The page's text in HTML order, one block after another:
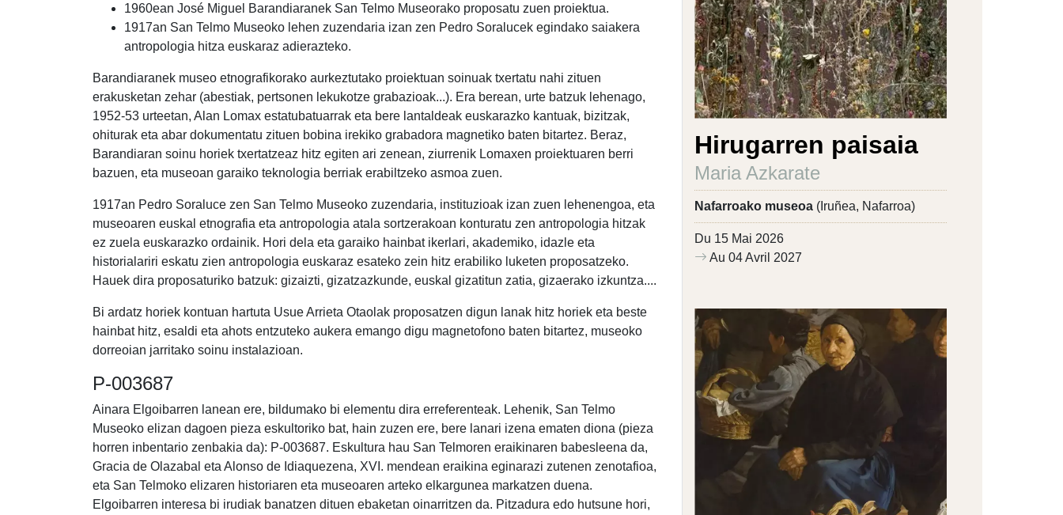
1960ean José Miguel Barandiaranek San Telmo Museorako proposatu zuen proiektua.
1917an San Telmo Museoko lehen zuzendaria izan zen Pedro Soralucek egindako saiakera
antropologia hitza euskaraz adierazteko.
Barandiaranek museo etnografikorako aurkeztutako proiektuan soinuak txertatu nahi zituen
erakusketan zehar (abestiak, pertsonen lekukotze grabazioak...). Era berean, urte batzuk lehenago,
1952-53 urteetan, Alan Lomax estatubatuarrak eta bere lantaldeak euskarazko kantuak, bizitzak,
ohiturak eta abar dokumentatu zituen bobina irekiko grabadora magnetiko baten bitartez. Beraz,
Barandiaran soinu horiek txertatzeaz hitz egiten ari zenean, ziurrenik Lomaxen proiektuaren berri
bazuen, eta museoan garaiko teknologia berriak erabiltzeko asmoa zuen.
1917an Pedro Soraluce zen San Telmo Museoko zuzendaria, instituzioak izan zuen lehenengoa, eta
museoaren euskal etnografia eta antropologia atala sortzerakoan konturatu zen antropologia hitzak
ez zuela euskarazko ordainik. Hori dela eta garaiko hainbat ikerlari, akademiko, idazle eta
historialariri eskatu zien antropologia euskaraz esateko zein hitz erabiliko luketen proposatzeko.
Hauek dira proposaturiko batzuk: gizaizti, gizatzazkunde, euskal gizatitun zatia, gizaerako izkuntza....
Bi ardatz horiek kontuan hartuta Usue Arrieta Otaolak proposatzen digun lanak hitz horiek eta beste
hainbat hitz, esaldi eta ahots entzuteko aukera emango digu magnetofono baten bitartez, museoko
dorreoian jarritako soinu instalazioan.
P-003687
Ainara Elgoibarren lanean ere, bildumako bi elementu dira erreferenteak. Lehenik, San Telmo
Museoko elizan dagoen pieza eskultoriko bat, hain zuzen ere, bere lanari izena ematen diona (pieza
horren inbentario zenbakia da): P-003687. Eskultura hau San Telmoren eraikinaren babesleena da,
Gracia de Olazabal eta Alonso de Idiaquezena, XVI. mendean eraikina eginarazi zutenen zenotafioa,
eta San Telmoko elizaren historiaren eta museoaren arteko elkargunea markatzen duena.
Elgoibarren interesa bi irudiak banatzen dituen ebaketan oinarritzen da. Pitzadura edo hutsune hori,
Hirugarren paisaia
Maria Azkarate
Nafarroako museoa (Iruñea, Nafarroa)
Du 15 Mai 2026
Au 04 Avril 2027